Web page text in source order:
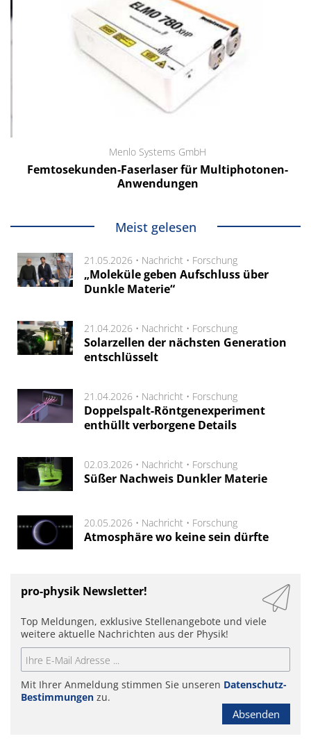
Menlo Systems GmbH
Femtosekunden-Faserlaser für Multiphotonen-
Anwendungen
Meist gelesen
21.05.2026 • Nachricht • Forschung
„Moleküle geben Aufschluss über
Dunkle Materie“
21.04.2026 • Nachricht • Forschung
Solarzellen der nächsten Generation
entschlüsselt
21.04.2026 • Nachricht • Forschung
Doppelspalt-Röntgenexperiment
enthüllt verborgene Details
02.03.2026 • Nachricht • Forschung
Süßer Nachweis Dunkler Materie
20.05.2026 • Nachricht • Forschung
Atmosphäre wo keine sein dürfte
pro-physik Newsletter!
Top Meldungen, exklusive Stellenangebote und viele
weitere aktuelle Nachrichten aus der Physik!
Mit Ihrer Anmeldung stimmen Sie unseren Datenschutz-
Bestimmungen zu.
Absenden